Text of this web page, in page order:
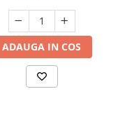
ADAUGA IN COS